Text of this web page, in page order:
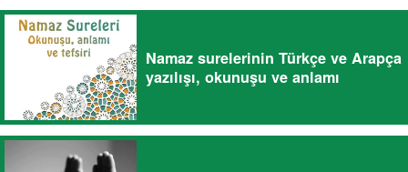
Namaz surelerinin Türkçe ve Arapça
yazılışı, okunuşu ve anlamı